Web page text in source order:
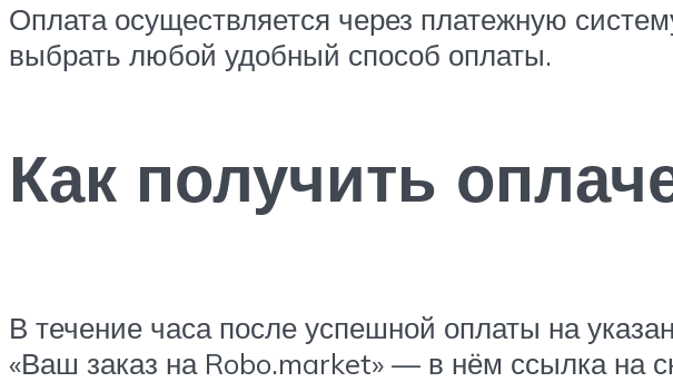
Оплата осуществляется через платежную
выбрать любой удобный способ оплаты.
Как получить
В течение часа после успешной оплаты на
«Ваш заказ на Robo.market» — в нём ссылка на